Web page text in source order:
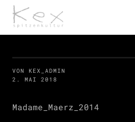
kex spitzenkultur
VON KEX_ADMIN
2. MAI 2018
Madame_Maerz_2014